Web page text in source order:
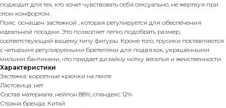
подходит для тех, кто хочет чувствовать себя сексуально, не жертвуя при
этом комфортом.
Пояс оснащен застежкой , которая регулируется для обеспечения
идеальной посадки. Это позволяет легко подобрать размер,
соответствующий вашему типу фигуры. Кроме того, трусики поставляются
с четырьмя регулируемыми бретелями для подвязок, украшенными
милыми бантиками, что придает дизайну нотку веселья и женственности.
Характеристики
Застежка: корсетные крючки на ленте
Ластовица: нет
Состав материала: нейлон 88%, спандекс 12%
Страна бренда: Китай